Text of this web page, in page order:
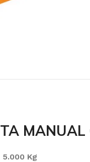
5.000 Kg